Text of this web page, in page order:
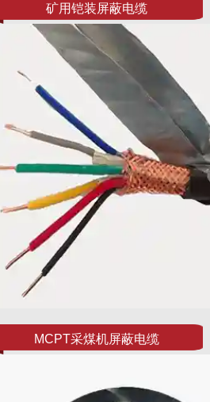
矿用铠装屏蔽电缆
MCPT采煤机屏蔽电缆